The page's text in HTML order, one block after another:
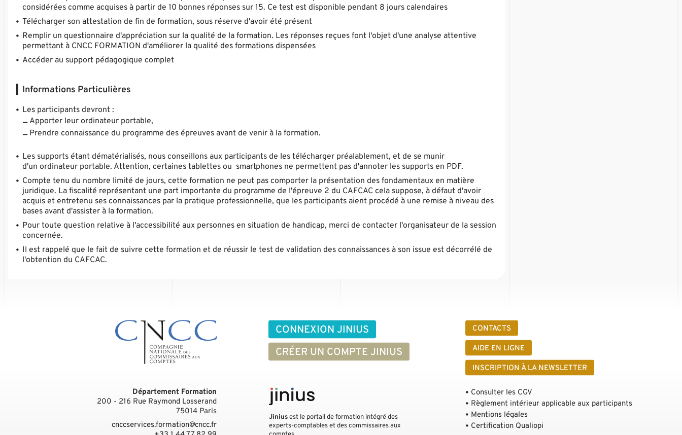
considérées comme acquises à partir de 10 bonnes réponses sur 15. Ce test est disponible pendant 8 jours calendaires
Télécharger son attestation de fin de formation, sous réserve d'avoir été présent
Remplir un questionnaire d'appréciation sur la qualité de la formation. Les réponses reçues font l'objet d'une analyse attentive
permettant à CNCC FORMATION d'améliorer la qualité des formations dispensées
Accéder au support pédagogique complet
Informations Particulières
Les participants devront :
Apporter leur ordinateur portable,
Prendre connaissance du programme des épreuves avant de venir à la formation.
Les supports étant dématérialisés, nous conseillons aux participants de les télécharger préalablement, et de se munir
d'un ordinateur portable. Attention, certaines tablettes ou smartphones ne permettent pas d'annoter les supports en PDF.
Compte tenu du nombre limité de jours, cette formation ne peut pas comporter la présentation des fondamentaux en matière
juridique. La fiscalité représentant une part importante du programme de l'épreuve 2 du CAFCAC cela suppose, à défaut d'avoir
acquis et entretenu ses connaissances par la pratique professionnelle, que les participants aient procédé à une remise à niveau des
bases avant d'assister à la formation.
Pour toute question relative à l'accessibilité aux personnes en situation de handicap, merci de contacter l'organisateur de la session
concernée.
Il est rappelé que le fait de suivre cette formation et de réussir le test de validation des connaissances à son issue est décorrélé de
l'obtention du CAFCAC.
CONNEXION JINIUS
CRÉER UN COMPTE JINIUS
CONTACTS
AIDE EN LIGNE
INSCRIPTION À LA NEWSLETTER
Département Formation
200 - 216 Rue Raymond Losserand
75014 Paris
cnccservices.formation@cncc.fr
Jiniusest le portail de formation intégré des
experts-comptables et des commissaires aux
Consulter les CGV
Règlement intérieur applicable aux participants
Mentions légales
Certification Qualiopi